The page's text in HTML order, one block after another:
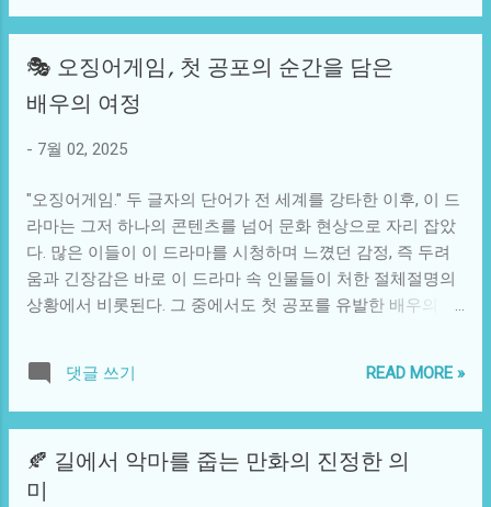
게 될 경우 오히려 선택의 어려움 혹은 피로감을 느끼게 되는
상황을 말한다. 또한, 자유도가 과도해질수록 게임의 내러티
브가 약화되는 경향도 존재한다. 스토리 전개나 캐릭터 간의
관계가 지나치게 방대하게 펼쳐지게 되면, 플레이어는 그 가
닥을 잡기 어려워 자연스럽게 이야기에 대한 흥미를 잃게 된
다. 예를 들어, 어떤 플레이어는 A라는 캐릭터와의 관계를 깊
는 전혀 다른 캐릭터...
무책으로 당하고 있다는 소식은 많은 이들의 이목을 끌고 있
공중전과 지상 공격 모두에 능한 전투기이다. 긴 항속거리, 뛰
어난 기동성, 그리고 최신 전자 전투 시스템 덕분에 이 전투기
는 복잡한 전장 환경에서도 적을 타격할 수 있는 능력을 갖추
고 있다. 특히, 가변각익 설계는 다양한 비행 상황에서 기체의
수호이-34의 강점을 약화시킬 수 있는 새로운 위협으로 급부
상하고 있다. 우크라이나 전쟁의 격화와 함께 드론의 사용이
폭발적으로 증가한 것은 주목할 만한 사실이다. 저렴한 비용
으로 제작할 수 있는 드론은 높은 위협성을 발휘하며 병력과
군사시설에 대한 공격을 감행하고 있다. 드론의 항공 전투 능
대두되고 있다. 특히, 소형 드론은 전장에서의 위협을 더욱 복
잡하게 만들며, 러시아 수호이-34와 같은 고성능 전투기가 이
은 아이러니한 상황이다. 더욱이, 드론 전쟁의 진화는 기술적
진보와 맞물려 있다. AI와 기계 학습의 발전으로 인해 드론은
🎭 오징어게임, 첫 공포의 순간을 담은
배우의 여정
- 7월 02, 2025
"오징어게임." 두 글자의 단어가 전 세계를 강타한 이후, 이 드
라마는 그저 하나의 콘텐츠를 넘어 문화 현상으로 자리 잡았
다. 많은 이들이 이 드라마를 시청하며 느꼈던 감정, 즉 두려
움과 긴장감은 바로 이 드라마 속 인물들이 처한 절체절명의
상황에서 비롯된다. 그 중에서도 첫 공포를 유발한 배우의 연
라마의 탄생 배경을 살펴보면, 한국 사회의 복잡한 경제적, 사
회적 문제들을 배경으로 하여 만들어졌다는 점을 알 수 있다.
불황, 경쟁, 그리고 인간의 본능이 맞물려 있는 이 이야기의
기가 되었다. 주인공이 대중 앞에 나서는 그 순간, 모든 시청
자의 심포니는 그가 맞닥뜨릴 공포와 고뇌로 가득 차오른다.
댓글 쓰기 READ MORE »
🍂 길에서 악마를 줍는 만화의 진정한 의
미